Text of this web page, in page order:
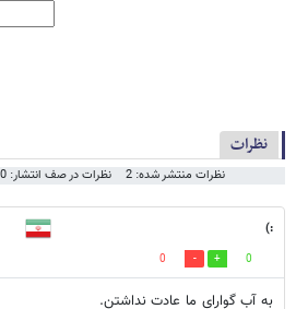
نظرات
نظرات منتشر شده: 2 نظرات در صف انتشار: 0
:)
0
0
به آب گوارای ما عادت نداشتن.